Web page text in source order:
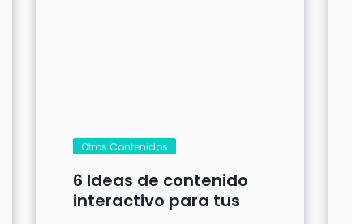
Otros Contenidos
6 Ideas de contenido
interactivo para tus